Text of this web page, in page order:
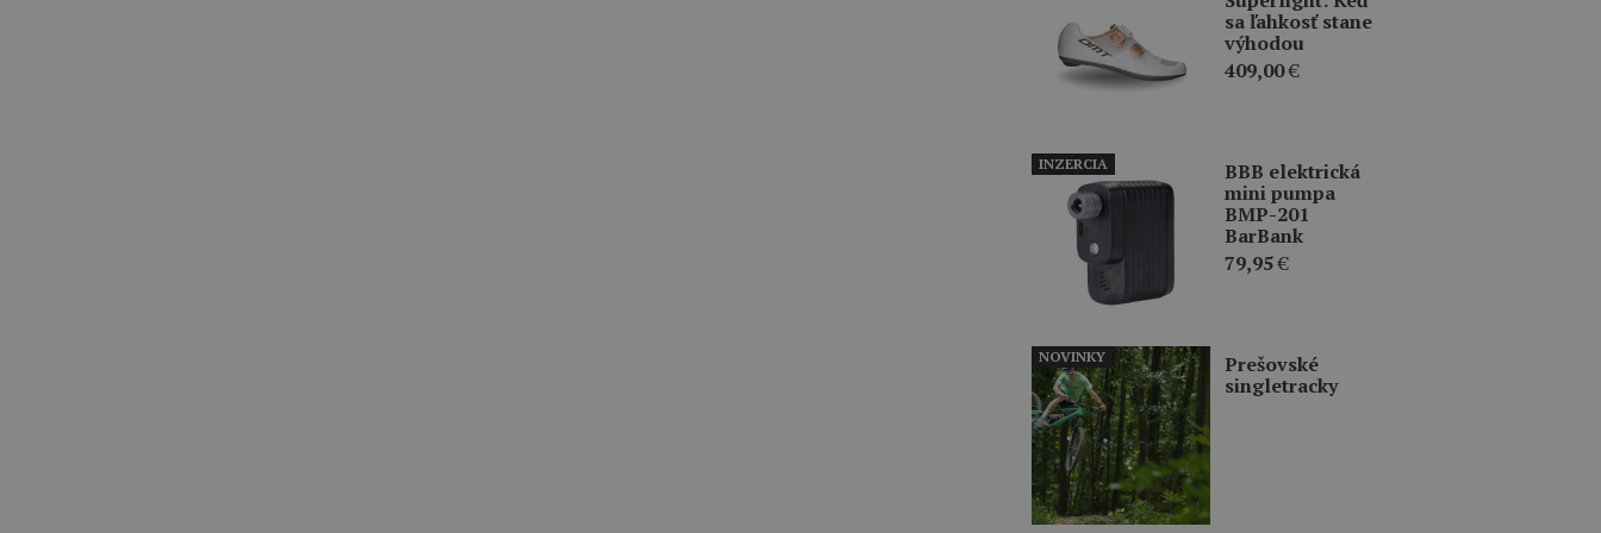
sa ľahkosť stane
výhodou
409,00€
BBB elektrická
mini pumpa
BMP-201
BarBank
79,95€
INZERCIA
Prešovské
singletracky
NOVINKY